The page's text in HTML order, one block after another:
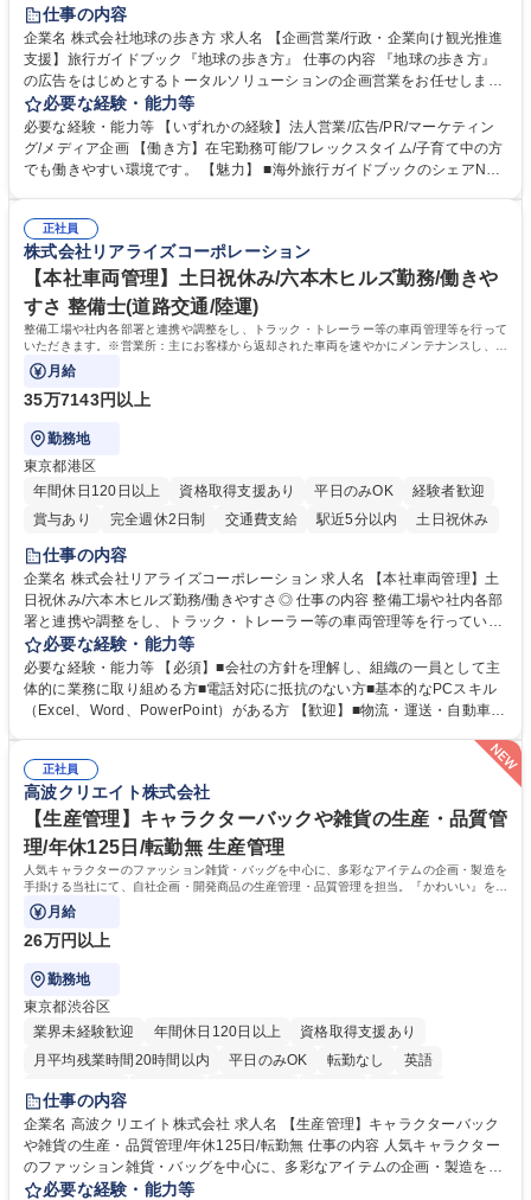
仕事の内容
企業名 株式会社地球の歩き方 求人名 【企画営業/行政・企業向け観光推進
支援】旅行ガイドブック『地球の歩き方』 仕事の内容 『地球の歩き方』
の広告をはじめとするトータルソリューションの企画営業をお任せしま
す。クライアントは、観光（海外旅行、国内旅行、インバウンド）で地域
や事業を推進したい国内外の行政や企業です。 【業務詳細】■『地球の歩
き方』は海外旅行ガイドブックのNo.1ブランドであり、国内旅行において
も牽引しております。観光推進支援においても、業界を牽引する意欲的な
に、インバウンドのトップブランドに成長しております■旅が業務であ
り、日常です。旅好きにはこれ以上ない環境です 募集職種 【企画営業/行
政・企業向け観光推進支援】旅行ガイドブック『地球の歩き方』
必要な経験・能力等
必要な経験・能力等 【いずれかの経験】法人営業/広告/PR/マーケティン
グ/メディア企画 【働き方】在宅勤務可能/フレックスタイム/子育て中の方
でも働きやすい環境です。 【魅力】 ■海外旅行ガイドブックのシェアNo.1
であり、「地球の歩き方」としてどう取り組むか、共に形を作るコアメン
バーとして活躍いただきます。 学歴・資格 学歴：大学院 大学 語学力： 資
格：
正社員
株式会社リアライズコーポレーション
【本社車両管理】土日祝休み/六本木ヒルズ勤務/働きや
すさ 整備士(道路交通/陸運)
整備工場や社内各部署と連携や調整をし、トラック・トレーラー等の車両管理等を行って
いただきます。※営業所：主にお客様から返却された車両を速やかにメンテナンスし、次
のお客様にお貸し出しするための拠点
月給
35万7143円以上
勤務地
東京都港区
年間休日120日以上
資格取得支援あり 平日のみOK
経験者歓迎
賞与あり
完全週休2日制 交通費支給 駅近5分以内 土日祝休み
仕事の内容
企業名 株式会社リアライズコーポレーション 求人名 【本社車両管理】土
日祝休み/六本木ヒルズ勤務/働きやすさ◎ 仕事の内容 整備工場や社内各部
署と連携や調整をし、トラック・トレーラー等の車両管理等を行っていた
だきます。※営業所：主にお客様から返却された車両を速やかにメンテナ
ンスし、次のお客様にお貸し出しするための拠点 【具体的には】■整備工
場への整備発注・入出庫調整、社内各部署との連携・調整■車両の入出庫
スケジュール管理■返却車両の整備に関する調査・進捗管理等※弊社事業
フラを支える責任とやりがいを実感できます。 ※勤務地は東京本社（六本
木ヒルズ）になります。 ※毎週土日しっかり休める週休2日制です。 募集
職種 【本社車両管理】土日祝休み/六本木ヒルズ勤務/働きやすさ◎
必要な経験・能力等
必要な経験・能力等 【必須】■会社の方針を理解し、組織の一員として主
体的に業務に取り組める方■電話対応に抵抗のない方■基本的なPCスキル
（Excel、Word、PowerPoint）がある方 【歓迎】■物流・運送・自動車・
整・交渉力：社内外との調整により高度な調整・交渉力が養われます。■
コストマネジメント能力：整備工場からの修理費の見積もりを精査し、無
駄なコストを見極めるため、経営的視点での数字感覚が身につきます。■
期日・進捗管理能力：リース開始日や車検のタイミング等を管理し調整す
る力が身に付きます。 学歴・資格 学歴：大学院 大学 語学力： 資格：
正社員
高波クリエイト株式会社
【生産管理】キャラクターバックや雑貨の生産・品質管
理/年休125日/転勤無 生産管理
人気キャラクターのファッション雑貨・バッグを中心に、多彩なアイテムの企画・製造を
手掛ける当社にて、自社企画・開発商品の生産管理・品質管理を担当。『かわいい』を届
けるやりがいのあるポジションです。
月給
26万円以上
勤務地
東京都渋谷区
業界未経験歓迎
年間休日120日以上
資格取得支援あり
月平均残業時間20時間以内
平日のみOK 転勤なし
英語
住宅手当あり
完全週休2日制
交通費支給 駅近5分以内 中国語 土日祝休み
仕事の内容
企業名 高波クリエイト株式会社 求人名 【生産管理】キャラクターバック
や雑貨の生産・品質管理/年休125日/転勤無 仕事の内容 人気キャラクター
のファッション雑貨・バッグを中心に、多彩なアイテムの企画・製造を手
掛ける当社にて、自社企画・開発商品の生産管理・品質管理を担当。『か
必要な経験・能力等